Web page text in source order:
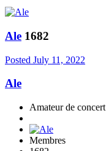
Ale 1682
Posted July 11, 2022
Ale
Amateur de concert
Membres